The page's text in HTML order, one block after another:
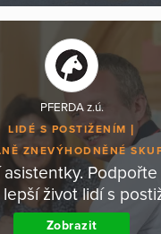
PFERDA z.ú.
LIDÉ S POSTIŽENÍM
ZNEVÝHODNĚNÉ
asistentky.
život lidí s
Zobrazit